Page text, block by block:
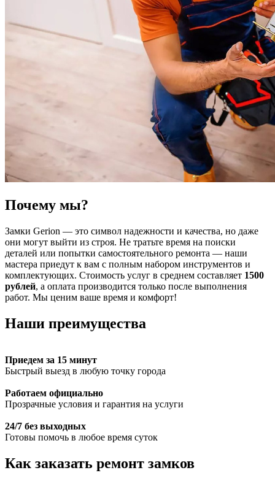
Почему мы?
Замки Gerion — это символ надежности и качества, но даже
они могут выйти из строя. Не тратьте время на поиски
деталей или попытки самостоятельного ремонта — наши
мастера приедут к вам с полным набором инструментов и
комплектующих. Стоимость услуг в среднем составляет 1500
рублей, а оплата производится только после выполнения
работ. Мы ценим ваше время и комфорт!
Наши преимущества
Приедем за 15 минут
Быстрый выезд в любую точку города
Работаем официально
Прозрачные условия и гарантия на услуги
24/7 без выходных
Готовы помочь в любое время суток
Как заказать ремонт замков